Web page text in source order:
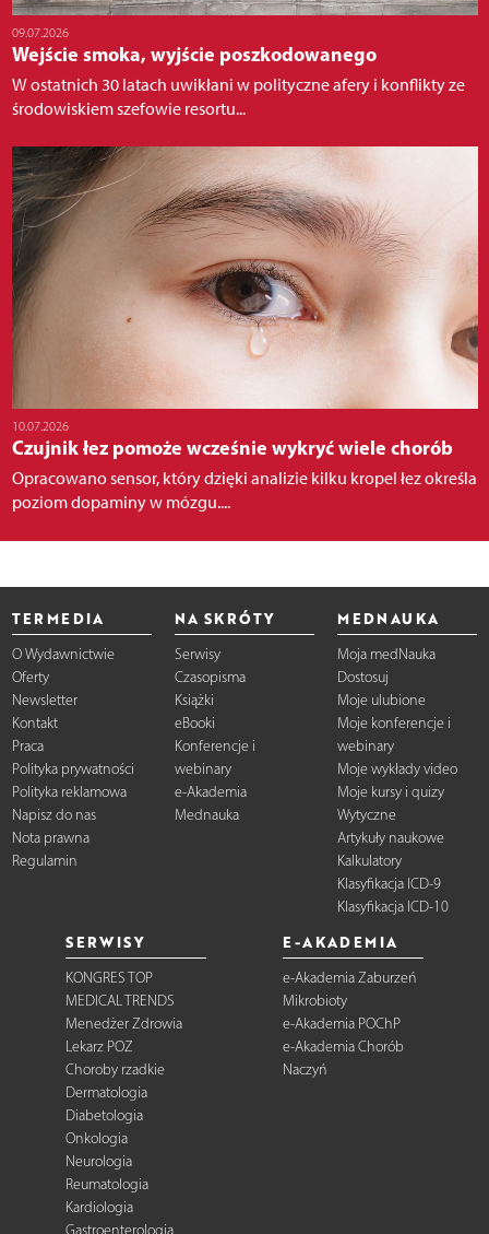
09.07.2026
Wejście smoka, wyjście poszkodowanego
W ostatnich 30 latach uwikłani w polityczne afery i konflikty ze
środowiskiem szefowie resortu...
10.07.2026
Czujnik łez pomoże wcześnie wykryć wiele chorób
Opracowano sensor, który dzięki analizie kilku kropel łez określa
poziom dopaminy w mózgu....
TERMEDIA
O Wydawnictwie
Oferty
Newsletter
Kontakt
Praca
Polityka prywatności
Polityka reklamowa
Napisz do nas
Nota prawna
Regulamin
NA SKRÓTY
Serwisy
Czasopisma
Książki
eBooki
Konferencje i
webinary
e-Akademia
Mednauka
MEDNAUKA
Moja medNauka
Dostosuj
Moje ulubione
Moje konferencje i
webinary
Moje wykłady video
Moje kursy i quizy
Wytyczne
Artykuły naukowe
Kalkulatory
Klasyfikacja ICD-9
Klasyfikacja ICD-10
SERWISY
KONGRES TOP
MEDICAL TRENDS
Menedżer Zdrowia
Lekarz POZ
Choroby rzadkie
Dermatologia
Diabetologia
Onkologia
Neurologia
Reumatologia
Kardiologia
Gastroenterologia
E-AKADEMIA
e-Akademia Zaburzeń
Mikrobioty
e-Akademia POChP
e-Akademia Chorób
Naczyń